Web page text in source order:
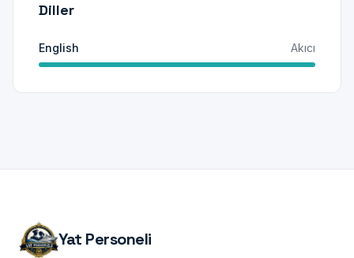
Diller
English Akıcı
Yat Personeli